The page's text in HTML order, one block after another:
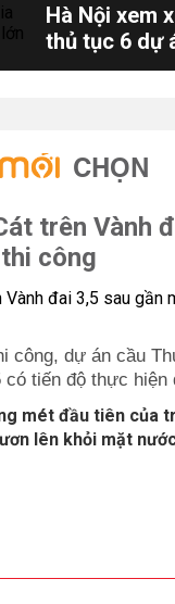
Hà Nội xem
thủ tục 6 dự
CHỌN
trên Vành
công
công, dự án cầu
tiến độ thực hiện
mét đầu tiên của
lên khỏi mặt